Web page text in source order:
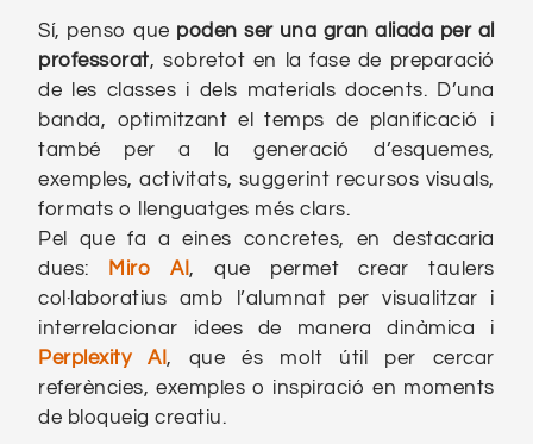
Sí, penso que poden ser una gran aliada per al
professorat, sobretot en la fase de preparació
de les classes i dels materials docents. D’una
banda, optimitzant el temps de planificació i
també per a la generació d’esquemes,
exemples, activitats, suggerint recursos visuals,
formats o llenguatges més clars.
Pel que fa a eines concretes, en destacaria
dues:
Miro AI, que permet crear taulers
col·laboratius amb l’alumnat per visualitzar i
interrelacionar idees de manera dinàmica i
Perplexity AI, que és molt útil per cercar
referències, exemples o inspiració en moments
de bloqueig creatiu.